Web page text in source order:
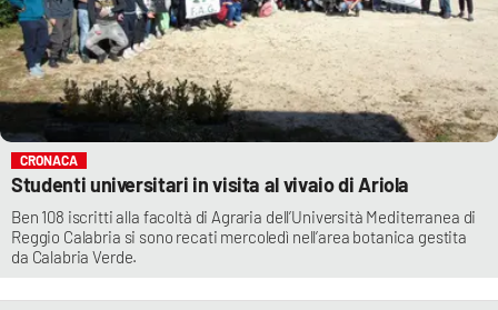
CRONACA
Studenti universitari in visita al vivaio di Ariola
Ben 108 iscritti alla facoltà di Agraria dell’Università Mediterranea di
Reggio Calabria si sono recati mercoledì nell’area botanica gestita
da Calabria Verde.